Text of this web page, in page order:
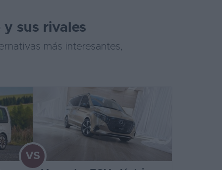
sus rivales
más interesantes,
VS